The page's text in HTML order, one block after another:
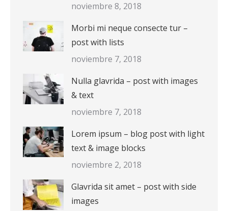
noviembre 8, 2018
Morbi mi neque consecte tur –
post with lists
noviembre 7, 2018
Nulla glavrida – post with images
& text
noviembre 7, 2018
Lorem ipsum – blog post with light
text & image blocks
noviembre 2, 2018
Glavrida sit amet – post with side
images